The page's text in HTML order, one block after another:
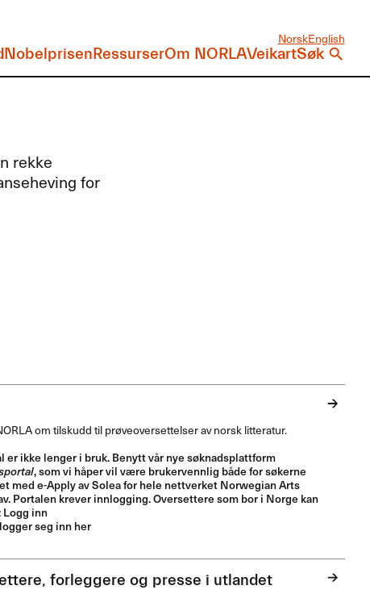
NorskEnglish
NobelprisenRessurserOm NORLAVeikartSøk
rekke
for
om tilskudd til prøveoversettelser av norsk litteratur.
er ikke lenger i bruk. Benytt vår nye søknadsplattform
, som vi håper vil være brukervennlig både for søkerne
med e-Apply av Solea for hele nettverket Norwegian Arts
Portalen krever innlogging. Oversettere som bor i Norge kan
Logg inn
seg inn her
forleggere og presse i utlandet